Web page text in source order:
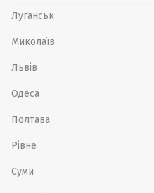
Луганськ
Миколаїв
Львів
Одеса
Полтава
Рівне
Суми